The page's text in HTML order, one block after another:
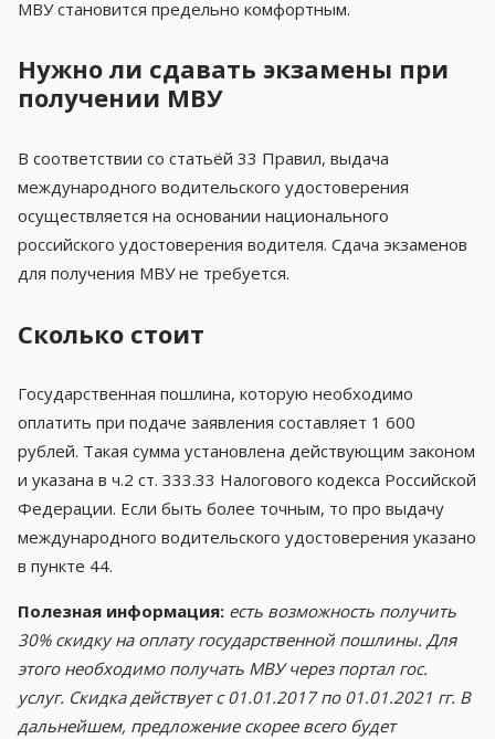
МВУ становится предельно комфортным.
Нужно ли сдавать экзамены при
получении МВУ
В соответствии со статьёй 33 Правил, выдача
международного водительского удостоверения
осуществляется на основании национального
российского удостоверения водителя. Сдача экзаменов
для получения МВУ не требуется.
Сколько стоит
Государственная пошлина, которую необходимо
оплатить при подаче заявления составляет 1 600
рублей. Такая сумма установлена действующим законом
и указана в ч.2 ст. 333.33 Налогового кодекса Российской
Федерации. Если быть более точным, то про выдачу
международного водительского удостоверения указано
в пункте 44.
Полезная информация: есть возможность получить
30% скидку на оплату государственной пошлины. Для
этого необходимо получать МВУ через портал гос.
услуг. Скидка действует с 01.01.2017 по 01.01.2021 гг. В
дальнейшем, предложение скорее всего будет